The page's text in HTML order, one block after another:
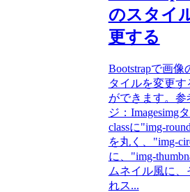
のスタイ
更する
Bootstrapで画像
タイルを変更す
ができます。参
ジ：Imagesimg
classに"img-
を丸く、"img-
に、"img-
ムネイル風に、
れス...